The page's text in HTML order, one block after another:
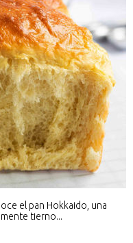
el pan Hokkaido, una
tierno...